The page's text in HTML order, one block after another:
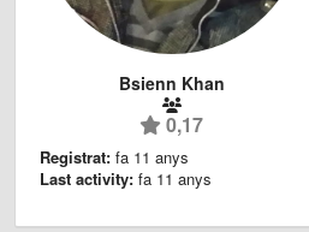
Bsienn Khan
0,17
Registrat: fa 11 anys
Last activity: fa 11 anys